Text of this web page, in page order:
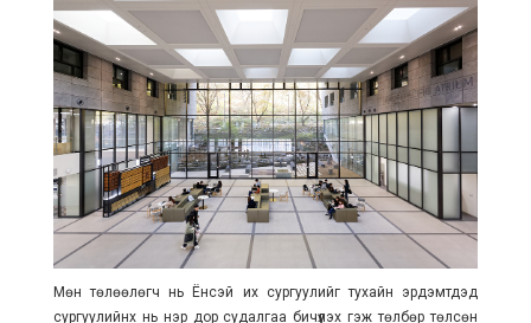
Мөн төлөөлөгч нь Ёнсэй их сургуулийг тухайн эрдэмтдэд
сургуулийнх нь нэр дор судалгаа бичүүлэх гэж төлбөр төлсөн